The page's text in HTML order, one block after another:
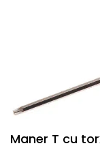
Maner T cu